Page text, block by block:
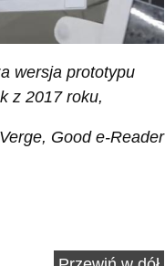
wersja prototypu
z 2017 roku,
Good e-Reader